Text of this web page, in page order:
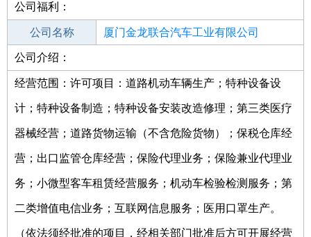
其他行业
公司福利：
公司名称 厦门金龙联合汽车工业有限公司
公司类型
人独资)
公司介绍：
经营范围：许可项目：道路机动车辆生产；特种设备设
计；特种设备制造；特种设备安装改造修理；第三类医疗
器械经营；道路货物运输（不含危险货物）；保税仓库经
营；出口监管仓库经营；保险代理业务；保险兼业代理业
务；小微型客车租赁经营服务；机动车检验检测服务；第
二类增值电信业务；互联网信息服务；医用口罩生产。
（依法须经批准的项目，经相关部门批准后方可开展经营